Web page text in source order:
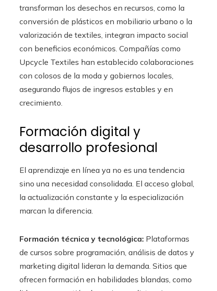
transforman los desechos en recursos, como la
conversión de plásticos en mobiliario urbano o la
valorización de textiles, integran impacto social
con beneficios económicos. Compañías como
Upcycle Textiles han establecido colaboraciones
con colosos de la moda y gobiernos locales,
asegurando flujos de ingresos estables y en
crecimiento.
Formación digital y
desarrollo profesional
El aprendizaje en línea ya no es una tendencia
sino una necesidad consolidada. El acceso global,
la actualización constante y la especialización
marcan la diferencia.
Formación técnica y tecnológica: Plataformas
de cursos sobre programación, análisis de datos y
marketing digital lideran la demanda. Sitios que
ofrecen formación en habilidades blandas, como